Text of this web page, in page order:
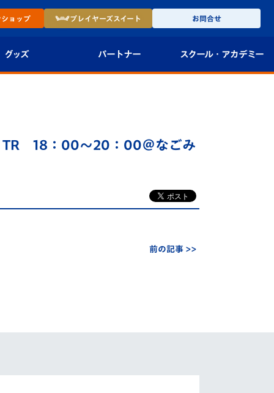
ショップ プレイヤーズスイート お問合せ
グッズ パートナー
法人限定 VIP BOX
スクール・ アカデミー
U-15
スクール
18：00～20：00＠なごみ
前の記事 >>